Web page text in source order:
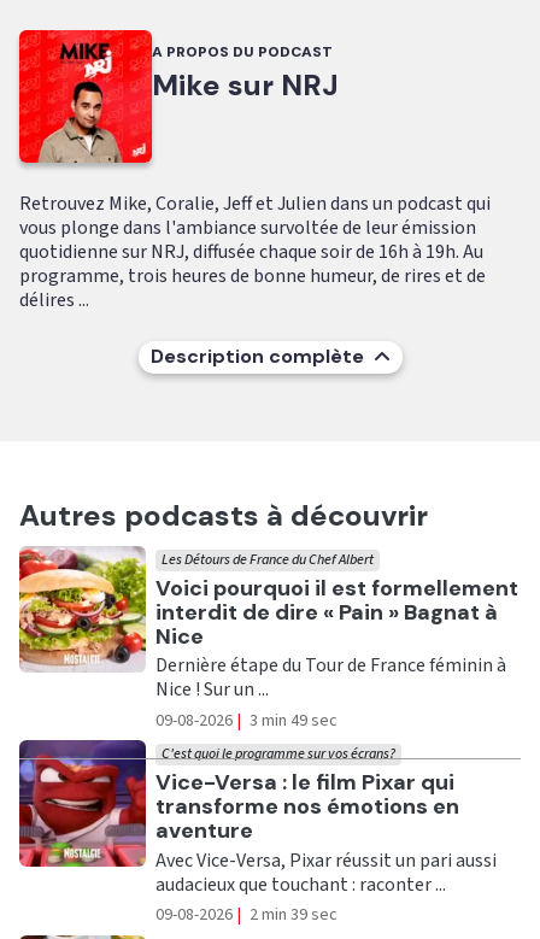
A PROPOS DU PODCAST
Mike sur NRJ
Retrouvez Mike, Coralie, Jeff et Julien dans un podcast qui
vous plonge dans l'ambiance survoltée de leur émission
quotidienne sur NRJ, diffusée chaque soir de 16h à 19h. Au
programme, trois heures de bonne humeur, de rires et de
délires ...
Description complète
Autres podcasts à découvrir
Ecouter
Voici pourquoi il est formellement
interdit de dire « Pain » Bagnat à
Nice
Les Détours de France du Chef Albert
Dernière étape du Tour de France féminin à
Nice ! Sur un ...
09-08-2026 | 3 min 49 sec
Ecouter
Vice-Versa : le film Pixar qui
transforme nos émotions en
aventure
C'est quoi le programme sur vos écrans?
Avec Vice-Versa, Pixar réussit un pari aussi
audacieux que touchant : raconter ...
09-08-2026 | 2 min 39 sec